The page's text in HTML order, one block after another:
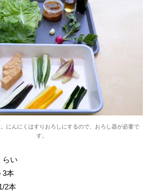
にんにくはすりおろしにするので、おろし器が必要で
す。
い
本
2本